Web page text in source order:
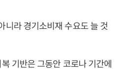
니라 경기소비재 수요도 늘 것
기반은 그동안 코로나 기간에